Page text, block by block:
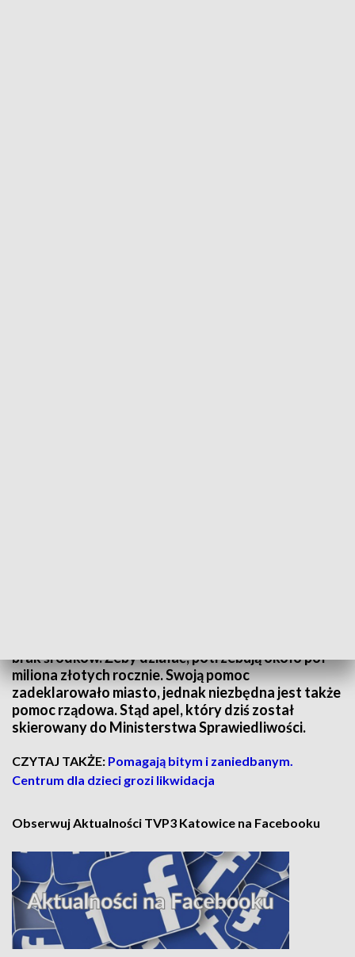
brak środków. Żeby działać, potrzebują około pół
miliona złotych rocznie. Swoją pomoc
zadeklarowało miasto, jednak niezbędna jest także
pomoc rządowa. Stąd apel, który dziś został
skierowany do Ministerstwa Sprawiedliwości.
CZYTAJ TAKŻE: Pomagają bitym i zaniedbanym.
Centrum dla dzieci grozi likwidacja
Obserwuj Aktualności TVP3 Katowice na Facebooku